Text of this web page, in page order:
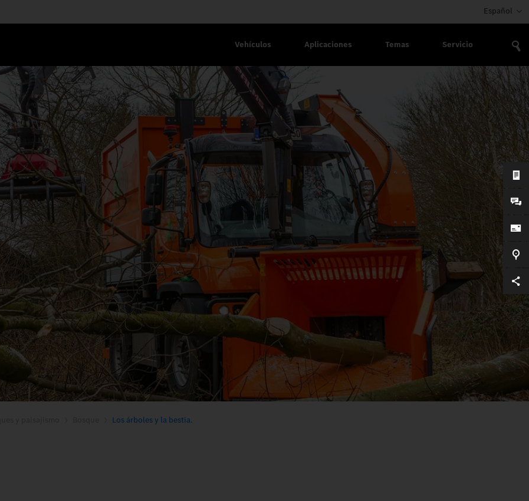
Español
Vehículos Aplicaciones Temas Servicio
Los árboles y la bestia.